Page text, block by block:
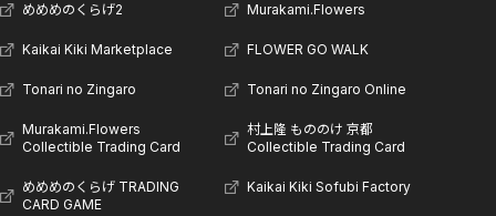
めめめのくらげ2 Murakami.Flowers
Kaikai Kiki Marketplace FLOWER GO WALK
Tonari no Zingaro Tonari no Zingaro Online
Murakami.Flowers
Collectible Trading Card
村上隆 もののけ 京都
Collectible Trading Card
めめめのくらげ TRADING
CARD GAME
Kaikai Kiki Sofubi Factory